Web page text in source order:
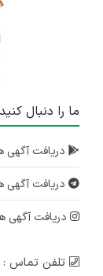
ما را دنبال کنید
دریافت آگهی
دریافت آگهی
دریافت آگهی
تلفن تماس :